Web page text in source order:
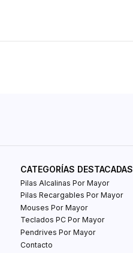
CATEGORÍAS DESTACADAS
Pilas Alcalinas Por Mayor
Pilas Recargables Por Mayor
Mouses Por Mayor
Teclados PC Por Mayor
Pendrives Por Mayor
Contacto